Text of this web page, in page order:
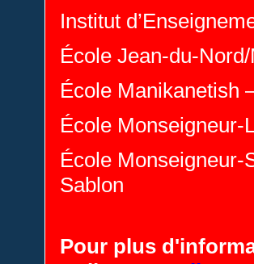
Institut
École Jean-du-
École Manikanetish
École
École Monseigneur-
Sablon
Pour plus